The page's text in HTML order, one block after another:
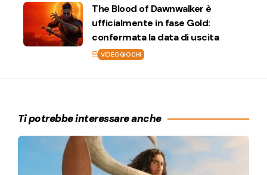
The Blood of Dawnwalker è
ufficialmente in fase Gold:
confermata la data di uscita
VIDEOGIOCHI
Ti potrebbe interessare anche